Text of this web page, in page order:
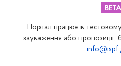
Закарпатське відділення
Запорізьке відділення
Портал працює в
зауваження або пропозиції,